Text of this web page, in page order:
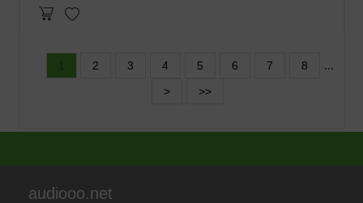
2 3 4 5 6 7 8
...
>
>>
audiooo.net